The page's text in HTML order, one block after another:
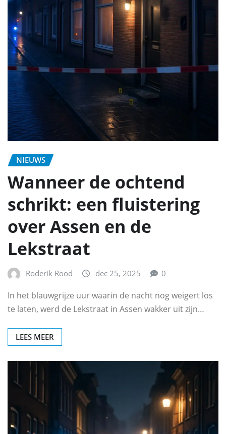
NIEUWS
Wanneer de ochtend
schrikt: een fluistering
over Assen en de
Lekstraat
Roderik Rood dec 25, 2025 0
In het blauwgrijze uur waarin de nacht nog weigert los
te laten, werd de Lekstraat in Assen wakker uit zijn…
LEES MEER